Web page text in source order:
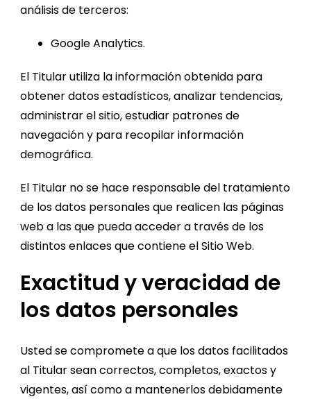
análisis de terceros:
Google Analytics.
El Titular utiliza la información obtenida para
obtener datos estadísticos, analizar tendencias,
administrar el sitio, estudiar patrones de
navegación y para recopilar información
demográfica.
El Titular no se hace responsable del tratamiento
de los datos personales que realicen las páginas
web a las que pueda acceder a través de los
distintos enlaces que contiene el Sitio Web.
Exactitud y veracidad de
los datos personales
Usted se compromete a que los datos facilitados
al Titular sean correctos, completos, exactos y
vigentes, así como a mantenerlos debidamente